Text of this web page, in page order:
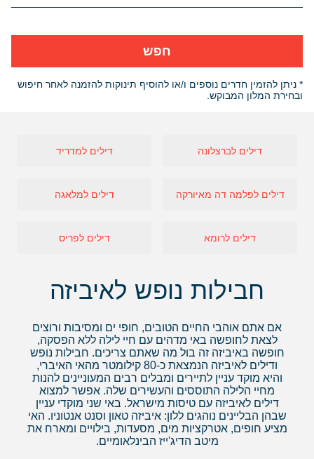
חפש
* ניתן להזמין חדרים נוספים ו/או להוסיף תינוקות להזמנה לאחר חיפוש
ובחירת המלון המבוקש.
דילים לברצלונה דילים למדריד
דילים לפלמה דה מאיורקה דילים למלאגה
דילים לרומא דילים לפריס
חבילות נופש לאיביזה
אם אתם אוהבי החיים הטובים, חופי ים ומסיבות ורוצים
לצאת לחופשה באי מדהים עם חיי לילה ללא הפסקה,
חופשה באיביזה זה בול מה שאתם צריכים. חבילות נופש
ודילים לאיביזה הנמצאת כ-80 קילומטר מהאי האיברי,
והיא מוקד עניין לתיירים ומבלים רבים המעוניינים להנות
מחיי הלילה התוססים והעשירים שלה. אפשר למצוא
דילים לאיביזה עם טיסות מישראל. באי שני מוקדי עניין
שבהן הבליינים נוהגים ללון: איביזה טאון וסנט אנטוניו. האי
מציע חופים, אטרקציות מים, מסעדות, בילויים ומארח את
מיטב הדיג'ייז הבינלאומיים.